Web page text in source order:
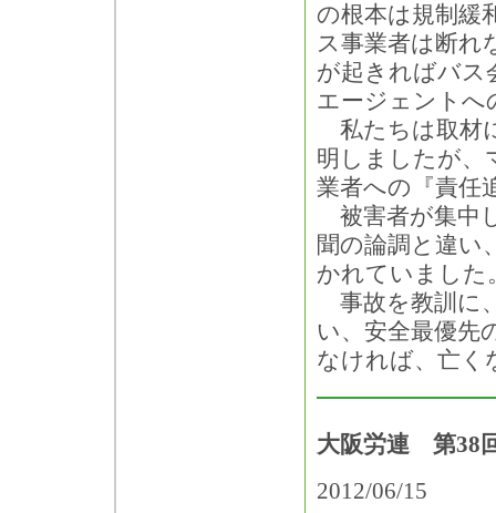
の根本は規制緩
ス事業者は断れ
が起きればバス
エージェントへ
私たちは取材
明しましたが、
業者への『責任
被害者が集中
聞の論調と違い
かれていました
事故を教訓に
い、安全最優先
なければ、亡く
大阪労連 第38
2012/06/15